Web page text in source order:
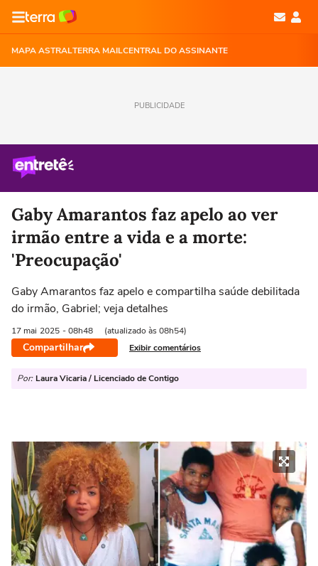
MAPA ASTRALTERRA MAILCENTRAL DO ASSINANTE
PUBLICIDADE
Gaby Amarantos faz apelo ao ver
irmão entre a vida e a morte:
'Preocupação'
Gaby Amarantos faz apelo e compartilha saúde debilitada
do irmão, Gabriel; veja detalhes
17 mai 2025 - 08h48 (atualizado às 08h54)
Compartilhar Exibir comentários
Por: Laura Vicaria / Licenciado de Contigo